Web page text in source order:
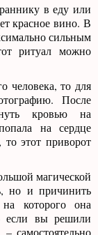
в еду или
красное вино. В
сильным
ритуал можно
человека, то для
После
кровью на
на сердце
то этот приворот
магической
но и причинить
которого она
вы решили
самостоятельно